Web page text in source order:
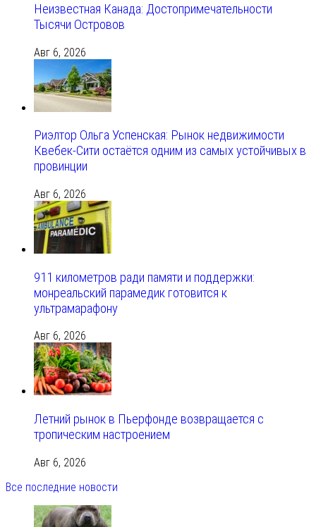
Неизвестная Канада: Достопримечательности
Тысячи Островов
Авг 6, 2026
Риэлтор Ольга Успенская: Рынок недвижимости
Квебек-Сити остаётся одним из самых устойчивых в
провинции
Авг 6, 2026
911 километров ради памяти и поддержки:
монреальский парамедик готовится к
ультрамарафону
Авг 6, 2026
Летний рынок в Пьерфонде возвращается с
тропическим настроением
Авг 6, 2026
Все последние новости